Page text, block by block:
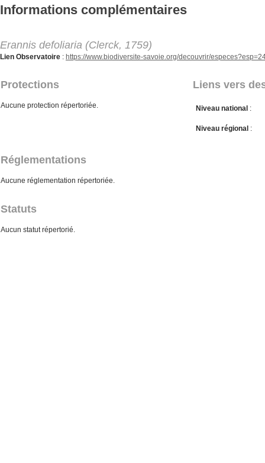
Aller au contenu principal
Informations complémentaires
Erannis defoliaria (Clerck, 1759)
Lien Observatoire : https://www.biodiversite-savoie.org/decouvrir/
Protections Liens vers
Aucune protection répertoriée. Niveau national :
Niveau régional :
Réglementations
Aucune réglementation répertoriée.
Statuts
Aucun statut répertorié.